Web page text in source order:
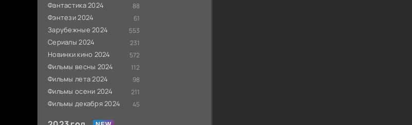
Фантастика 2024 88
Фэнтези 2024 61
Зарубежные 2024 553
Сериалы 2024 231
Новинки кино 2024 572
Фильмы весны 2024 112
Фильмы лета 2024 98
Фильмы осени 2024 211
Фильмы декабря 2024 45